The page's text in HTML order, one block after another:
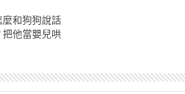
麼和狗狗說話
把他當嬰兒哄